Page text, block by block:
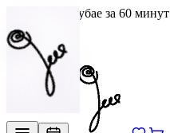
Доставка в Дубае за 60 минут
EN/RU